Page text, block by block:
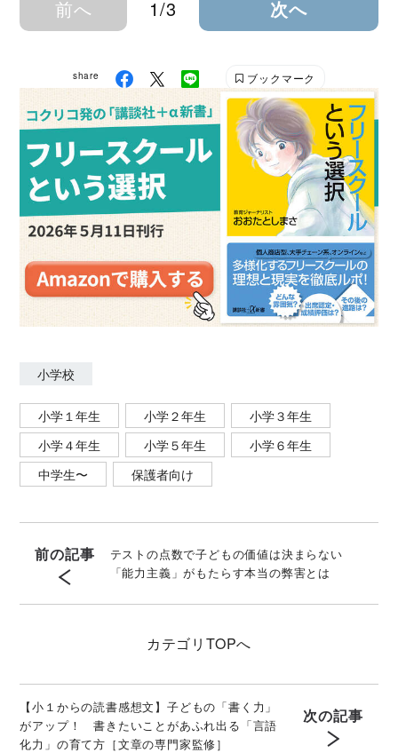
前へ 1/3 次へ
share ブックマーク
小学校
小学１年生 小学２年生
小学３年生
小学４年生
小学５年生
小学６年生
中学生〜
保護者向け
前の記事
テストの点数で子どもの価値は決まらない
「能力主義」がもたらす本当の弊害とは
カテゴリ TOPへ
【小１からの読書感想文】子どもの「書く力」
がアップ！ 書きたいことがあふれ出る「言語
化力」の育て方［文章の専門家監修］
次の記事